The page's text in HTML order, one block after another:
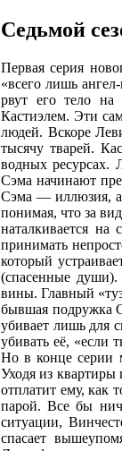
Седьмой
Первая серия
«всего лишь
рвут его тело на
Кастиэлем. Эти
людей. Вскоре
тысячу тварей.
водных ресурсах.
Сэма начинают
Сэма — иллюзия, а
понимая, что за
наталкивается
принимать
который
(спасенные
вины. Главный
бывшая подружка
убивает лишь для
убивать её, «если
Но в конце серии
Уходя из квартиры
отплатит ему, как
парой. Все бы
ситуации,
спасает